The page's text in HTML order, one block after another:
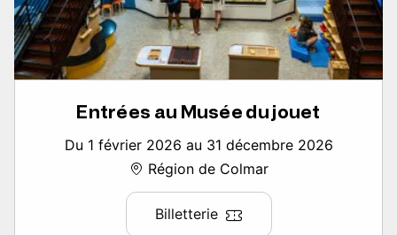
Entrées au Musée du jouet
Du 1 février 2026 au 31 décembre 2026
Région de Colmar
Billetterie